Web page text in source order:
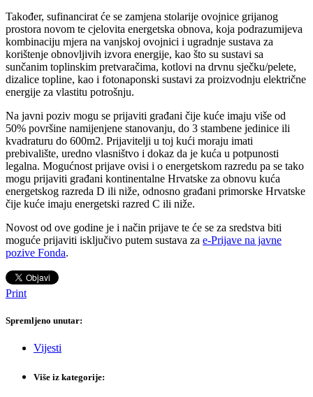
Također, sufinancirat će se zamjena stolarije ovojnice grijanog
prostora novom te cjelovita energetska obnova, koja podrazumijeva
kombinaciju mjera na vanjskoj ovojnici i ugradnje sustava za
korištenje obnovljivih izvora energije, kao što su sustavi sa
sunčanim toplinskim pretvaračima, kotlovi na drvnu sječku/pelete,
dizalice topline, kao i fotonaponski sustavi za proizvodnju električne
energije za vlastitu potrošnju.
Na javni poziv mogu se prijaviti građani čije kuće imaju više od
50% površine namijenjene stanovanju, do 3 stambene jedinice ili
kvadraturu do 600m2. Prijavitelji u toj kući moraju imati
prebivalište, uredno vlasništvo i dokaz da je kuća u potpunosti
legalna. Mogućnost prijave ovisi i o energetskom razredu pa se tako
mogu prijaviti građani kontinentalne Hrvatske za obnovu kuća
energetskog razreda D ili niže, odnosno građani primorske Hrvatske
čije kuće imaju energetski razred C ili niže.
Novost od ove godine je i način prijave te će se za sredstva biti
moguće prijaviti isključivo putem sustava za e-Prijave na javne
pozive Fonda.
Print
Spremljeno unutar:
Vijesti
Više iz kategorije: